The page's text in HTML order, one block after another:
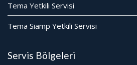
Tema Yetkili Servisi
Tema Siamp Yetkili Servisi
Servis Bölgeleri